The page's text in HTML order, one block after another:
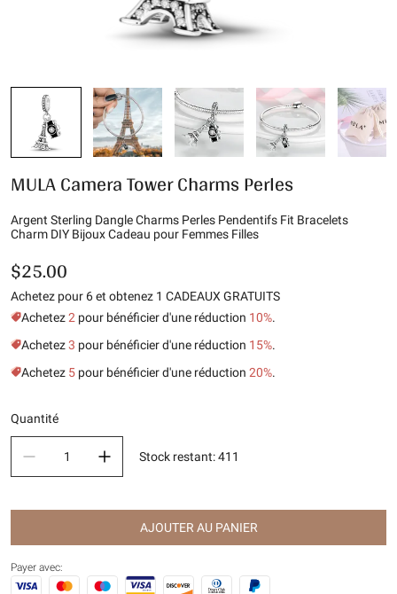
MULA Camera Tower Charms Perles
Argent Sterling Dangle Charms Perles Pendentifs Fit Bracelets
Charm DIY Bijoux Cadeau pour Femmes Filles
$25.00
Achetez pour 6 et obtenez 1 CADEAUX GRATUITS
Achetez2 pour bénéficier d'une réduction 10%.
Achetez3 pour bénéficier d'une réduction 15%.
Achetez 5 pour bénéficier d'une réduction 20%.
Quantité
Stock restant:411
AJOUTER AU PANIER
Payer avec: